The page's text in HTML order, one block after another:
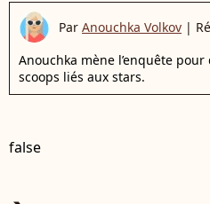
Par Anouchka Volkov |
Anouchka mène l’enquête
scoops liés aux stars.
false